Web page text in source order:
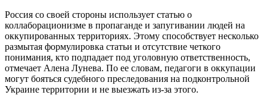
Россия со своей стороны использует статью о
коллаборационизме в пропаганде и запугивании людей на
оккупированных территориях. Этому способствует несколько
размытая формулировка статьи и отсутствие четкого
понимания, кто подпадает под уголовную ответственность,
отмечает Алена Лунева. По ее словам, педагоги в оккупации
могут бояться судебного преследования на подконтрольной
Украине территории и не выезжать из-за этого.